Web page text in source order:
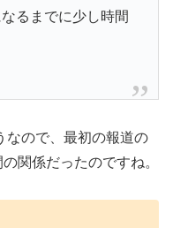
るまでに少し時間
なので、最初の報道の
関係だったのですね。